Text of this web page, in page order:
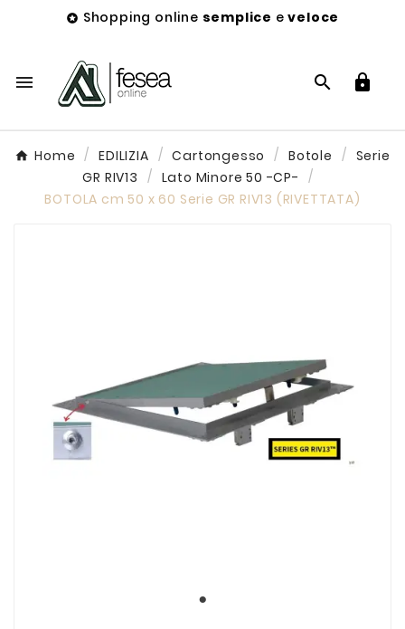
 Shopping online semplice eveloce
  
Home EDILIZIA Cartongesso Botole
Serie
GR RIV13
Lato Minore 50 -CP-
BOTOLA cm 50 x 60 Serie GR RIV13 (RIVETTATA)